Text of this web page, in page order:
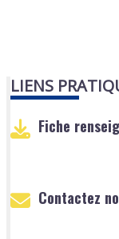
LIENS
Fiche
Contactez